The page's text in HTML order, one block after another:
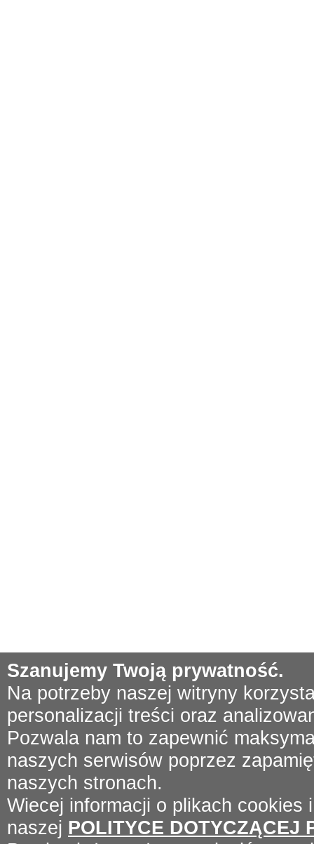
Szanujemy Twoją prywatność.
Na potrzeby naszej witryny
personalizacji treści oraz
Pozwala nam to zapewnić
naszych serwisów poprzez
naszych stronach.
Wiecej informacji o plikach
naszej POLITYCE DOTYCZĄCEJ